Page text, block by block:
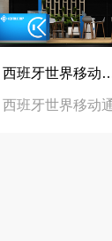
西班牙世界移动通信大会
公司国外参展总